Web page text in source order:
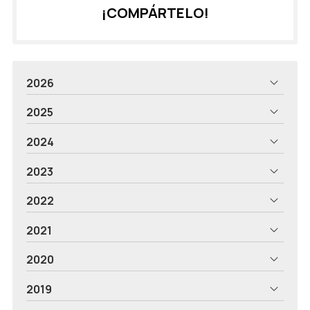
¡COMPÁRTELO!
2026
2025
2024
2023
2022
2021
2020
2019